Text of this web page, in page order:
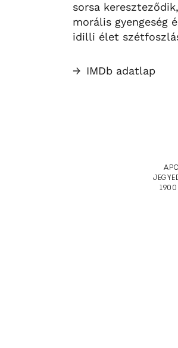
sorsa
morális gyengeség
idilli élet
→ IMDb adatlap
1900